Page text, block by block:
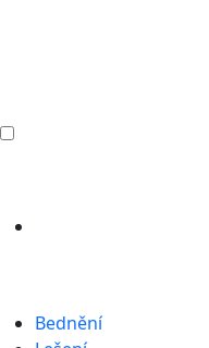
Bednění